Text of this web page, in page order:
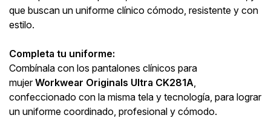
que buscan un uniforme clínico cómodo, resistente y con
estilo.
Completa tu uniforme:
Combínala con los pantalones clínicos para
mujerWorkwear Originals Ultra CK281A
confeccionado con la misma tela y tecnología, para lograr
un uniforme coordinado, profesional y cómodo.